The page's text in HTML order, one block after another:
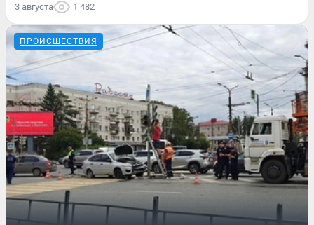
3 августа 1 482
ПРОИСШЕСТВИЯ